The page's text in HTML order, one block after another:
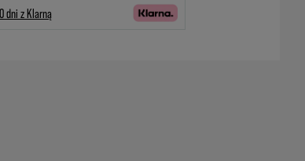
dni z Klarną